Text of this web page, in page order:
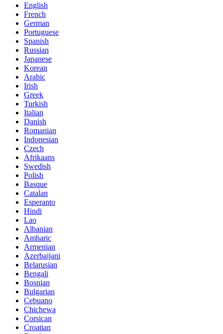
English
French
German
Portuguese
Spanish
Russian
Japanese
Korean
Arabic
Irish
Greek
Turkish
Italian
Danish
Romanian
Indonesian
Czech
Afrikaans
Swedish
Polish
Basque
Catalan
Esperanto
Hindi
Lao
Albanian
Amharic
Armenian
Azerbaijani
Belarusian
Bengali
Bosnian
Bulgarian
Cebuano
Chichewa
Corsican
Croatian